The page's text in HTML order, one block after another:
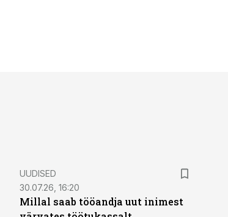
UUDISED
30.07.26, 16:20
Millal saab tööandja uut inimest